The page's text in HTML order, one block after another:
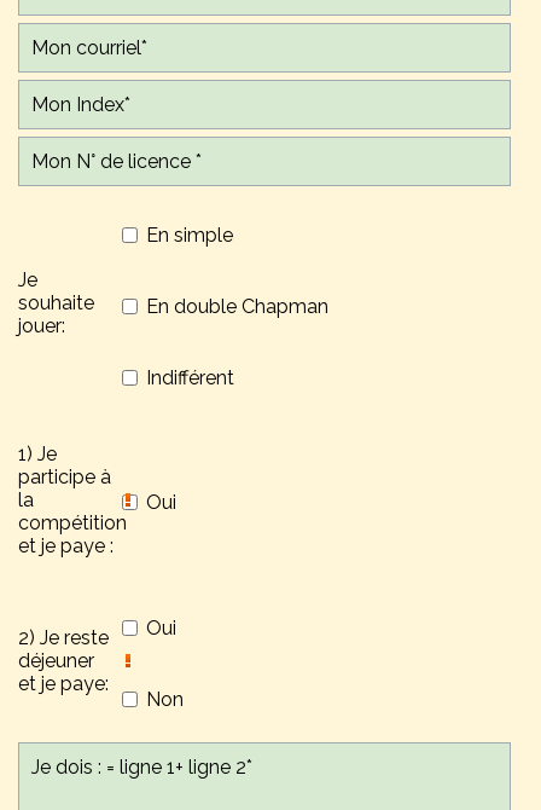
Je
souhaite
jouer:
En simple
En double Chapman
Indifférent
1) Je
participe à
la
compétition
et je paye :
Oui
2) Je reste
déjeuner
et je paye:
Oui
Non